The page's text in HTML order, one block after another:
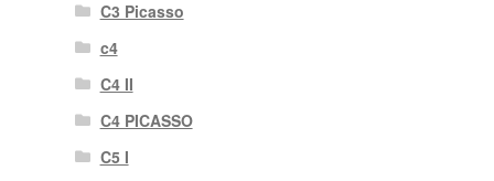
C3 Picasso
c4
C4 II
C4 PICASSO
C5 I